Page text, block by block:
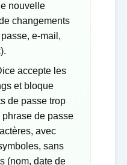
nouvelle
changements
e-mail,
accepte les
et bloque
de passe trop
de passe
avec
sans
(nom, date de